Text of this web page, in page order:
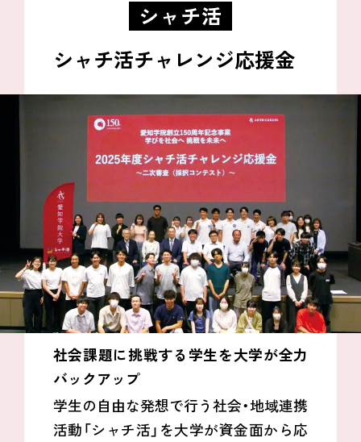
シャチ活
シャチ活チャレンジ応援金
社会課題に挑戦する学生を大学が全力
バックアップ
学生の自由な発想で行う社会・地域連携
活動「シャチ活」を大学が資金面から応